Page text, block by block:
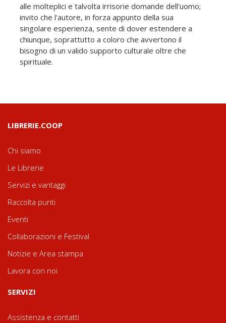
alle molteplici e talvolta irrisorie domande dell'uomo;
invito che l'autore, in forza appunto della sua
singolare esperienza, sente di dover estendere a
chiunque, soprattutto a coloro che avvertono il
bisogno di un valido supporto culturale oltre che
spirituale.
LIBRERIE.COOP
Chi siamo
Le Librerie
Servizi e vantaggi
Raccolta punti
Eventi
Collaborazioni e Festival
Notizie e Area stampa
Lavora con noi
SERVIZI
Assistenza e contatti